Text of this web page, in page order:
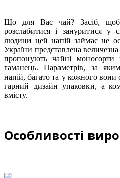
Що для Вас чай? Засіб, щоб
розслабитися і зануритися
людини цей напій займає не
України представлена
пропонують чайні
гаманець. Параметрів, за
напій, багато та у кожного вони
гарний дизайн упаковки, а
вмісту.
Особливості